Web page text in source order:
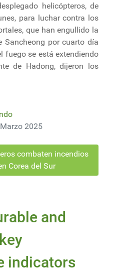
helicópteros, de
para luchar contra los
que han engullido la
Sancheong por cuarto día
fuego se está extendiendo
de Hadong, dijeron los
2025
combaten incendios
Corea del Sur
and
indicators